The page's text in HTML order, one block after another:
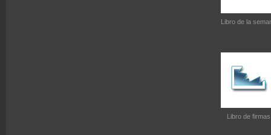
Libro de la
Libro de firmas